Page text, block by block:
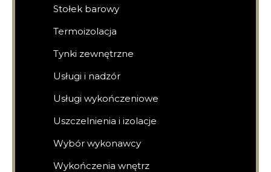
Stołek barowy
Termoizolacja
Tynki zewnętrzne
Usługi i nadzór
Usługi wykończeniowe
Uszczelnienia i izolacje
Wybór wykonawcy
Wykończenia wnętrz